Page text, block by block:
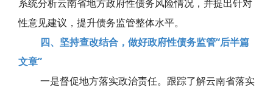
系统分析云南省地方政府性债务风险情况，并提出针对
性意见建议，提升债务监管整体水平。
四、坚持查改结合，做好政府性债务监管“后半篇
文章”
一是督促地方落实政治责任。跟踪了解云南省落实